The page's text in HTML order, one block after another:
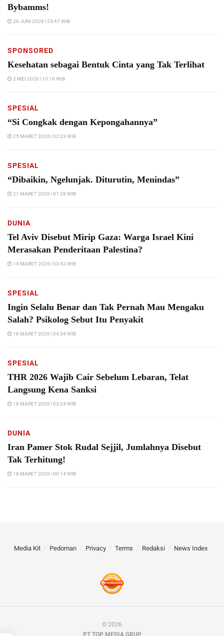
Bybamms!
26 JUNI 2026 | 23:47 WIB
SPONSORED
Kesehatan sebagai Bentuk Cinta yang Tak Terlihat
2 MEI 2026 | 10:16 WIB
SPESIAL
“Si Congkak dengan Kepongahannya”
25 MARET 2026 | 02:23 WIB
SPESIAL
“Dibaikin, Ngelunjak. Diturutin, Menindas”
21 MARET 2026 | 01:28 WIB
DUNIA
Tel Aviv Disebut Mirip Gaza: Warga Israel Kini
Merasakan Penderitaan Palestina?
19 MARET 2026 | 03:42 WIB
SPESIAL
Ingin Selalu Benar dan Tak Pernah Mau Mengaku
Salah? Psikolog Sebut Itu Penyakit
18 MARET 2026 | 04:34 WIB
SPESIAL
THR 2026 Wajib Cair Sebelum Lebaran, Telat
Langsung Kena Sanksi
18 MARET 2026 | 03:24 WIB
DUNIA
Iran Pamer Stok Rudal Sejjil, Jumlahnya Disebut
Tak Terhitung!
18 MARET 2026 | 00:14 WIB
Media Kit Pedoman Privacy Terms Redaksi News Index
© 2026
PT TOP MEDIA GRUP